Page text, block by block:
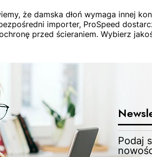
że damska dłoń wymaga innej
importer, ProSpeed
przed ścieraniem. Wybierz
Podaj